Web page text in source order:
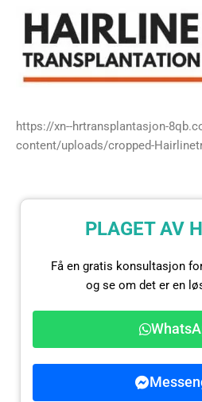
https://xn--hrtransplantasjon-
content/uploads/cropped-
PLAGET AV
Få en gratis konsultasjon
og se om det er en